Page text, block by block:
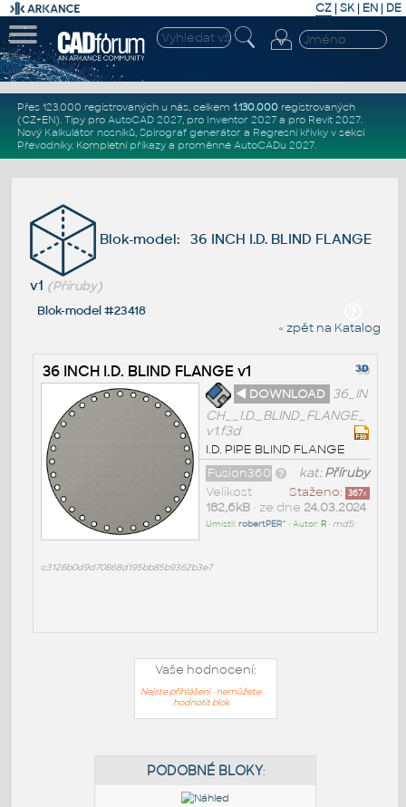
CZ | SK| EN | DE
Přes 123.000 registrovaných u nás, celkem 1.130.000registrovaných
(CZ+EN). Tipy pro AutoCAD 2027, pro Inventor 2027a pro Revit 2027.
Nový Kalkulátor nosníků, Spirograf generátor a Regresní křivkyv sekci
Převodníky. Kompletní příkazya proměnné AutoCADu 2027.
Blok-model: 36 INCH I.D. BLIND FLANGE
v1 (Příruby)
Blok-model #23418
« zpět na Katalog
36 INCH I.D. BLIND FLANGE v1
◄ DOWNLOAD 36_IN
CH__I.D._BLIND_FLANGE_
v1.f3d
I.D. PIPE BLIND FLANGE
kat:Příruby
Fusion360
Staženo: 367x
Velikost
182,6kB• ze dne 24.03.2024
Umístil:robertPER^ • Autor: R• md5:
c3126b0d9d70868d195bb85b9362b3e7
Vaše hodnocení:
Nejste přihlášeni - nemůžete
hodnotit blok